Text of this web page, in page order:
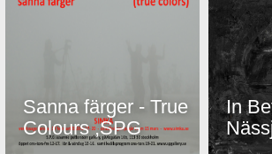
Sanna färger - True
Colours ,SPG
In